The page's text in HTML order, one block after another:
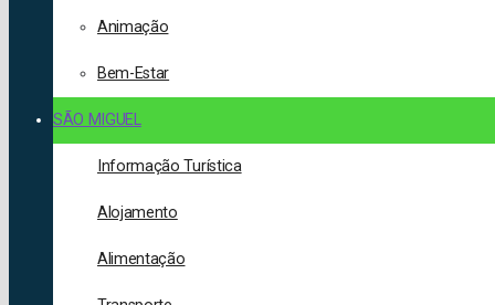
Animação
Bem-Estar
SÃO MIGUEL
Informação Turística
Alojamento
Alimentação